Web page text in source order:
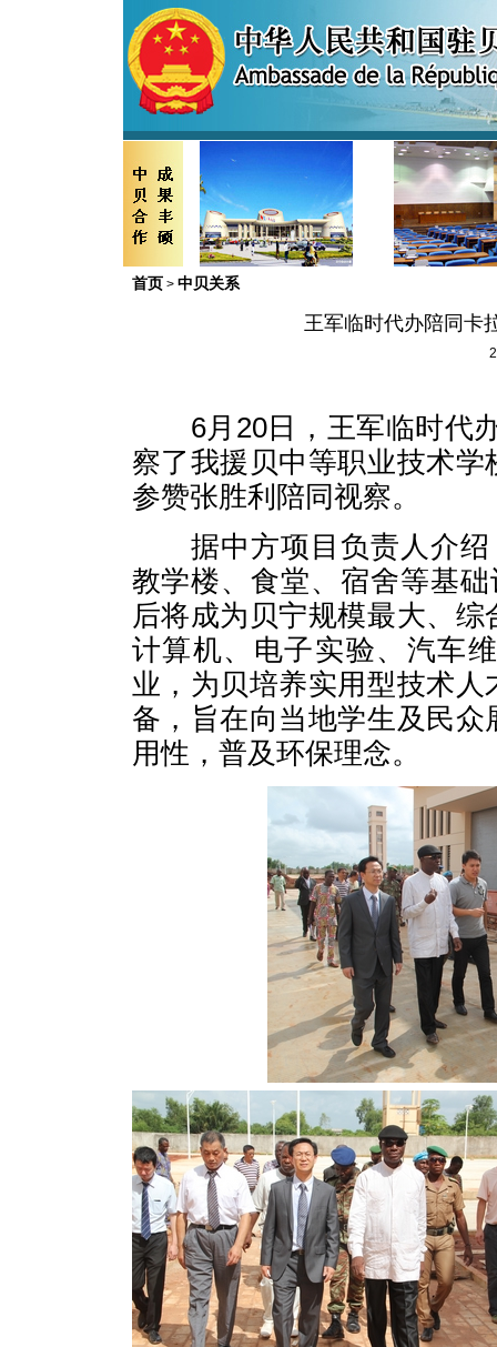
首页 > 中贝关系
王军临时代办陪同卡
6月 20日，王军临时代
察了我援贝中等职业技术
参赞张胜利陪同视察。
据中方项目负责人介
教学楼、食堂、宿舍等基
后将成为贝宁规模最大、
计算机、电子实验、汽车
业，为贝培养实用型技术
备，旨在向当地学生及民
用性，普及环保理念。